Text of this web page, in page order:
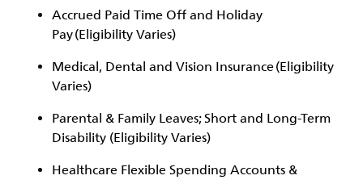
Accrued Paid Time Off and Holiday
Pay (Eligibility Varies)
Medical, Dental and Vision Insurance (Eligibility
Varies)
Parental & Family Leaves; Short and Long-Term
Disability (Eligibility Varies)
Healthcare Flexible Spending Accounts &